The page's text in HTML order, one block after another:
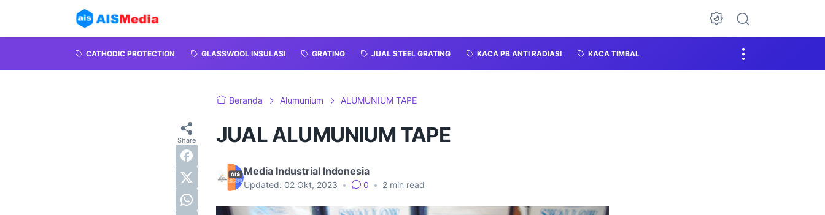
CATHODIC PROTECTION GLASSWOOL INSULASI GRATING JUAL STEEL GRATING KACA PB ANTI RADIASI KACA TIMBAL
Beranda Alumunium ALUMUNIUM TAPE
JUAL ALUMUNIUM TAPE
Media Industrial Indonesia
Updated: 02 Okt, 2023 • 0 • 2 min read